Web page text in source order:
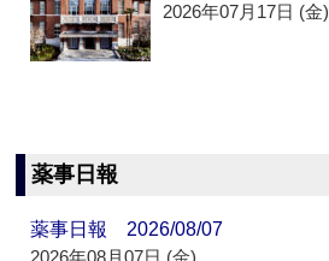
2026年07月17日 (金)
薬事日報
薬事日報 2026/08/07